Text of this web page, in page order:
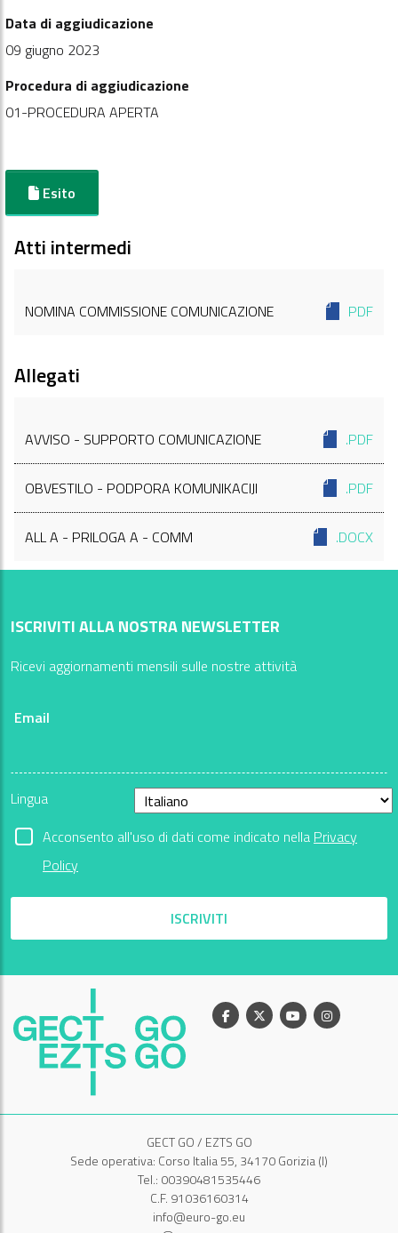
Data di aggiudicazione
09 giugno 2023
Procedura di aggiudicazione
01-PROCEDURA APERTA
Esito
Atti intermedi
NOMINA COMMISSIONE COMUNICAZIONE PDF
Allegati
AVVISO - SUPPORTO COMUNICAZIONE .PDF
OBVESTILO - PODPORA KOMUNIKACIJI .PDF
ALL A - PRILOGA A - COMM .DOCX
ISCRIVITI ALLA NOSTRA NEWSLETTER
Ricevi aggiornamenti mensili sulle nostre attività
Email
Lingua
Acconsento all'uso di dati come indicato nella Privacy
Policy
ISCRIVITI
Facebook
X YoutubeInstagram
GECT GO / EZTS GO
Sede operativa: Corso Italia 55, 34170 Gorizia (I)
Tel.: 00390481535446
C.F. 91036160314
info@euro-go.eu